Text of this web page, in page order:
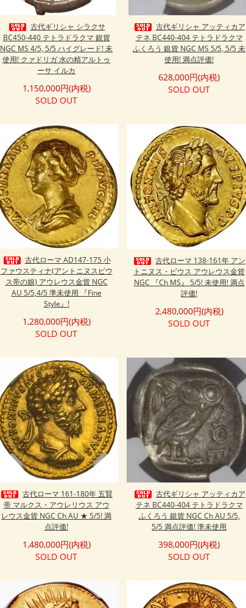
古代ギリシャ シラクサ
BC450-440 テトラドラクマ 銀貨
NGC MS 4/5, 5/5 ハイグレード! 未
使用! クァドリガ 水の精アルトゥ
ーサ イルカ
1,150,000円(内税)
SOLD OUT
古代ギリシャ アッティカア
テネ BC440-404 テトラドラクマ
ふくろう 銀貨 NGC MS 5/5, 5/5 未
使用! 満点評価!
628,000円(内税)
SOLD OUT
古代ローマ AD147-175 小
ファウスティナ(アントニヌスピウ
ス帝の娘) アウレウス金貨 NGC
AU 5/5,4/5 準未使用 『Fine
Style』!
1,280,000円(内税)
SOLD OUT
古代ローマ 138-161年 アン
トニヌス・ピウス アウレウス金貨
NGC 『Ch MS』 5/5! 未使用! 満点
評価!
2,480,000円(内税)
SOLD OUT
古代ローマ 161-180年 五賢
帝 マルクス・アウレリウス アウ
レウス金貨 NGC Ch AU ★ 5/5! 満
点評価!
1,480,000円(内税)
SOLD OUT
古代ギリシャ アッティカア
テネ BC440-404 テトラドラクマ
ふくろう 銀貨 NGC Ch AU 5/5,
5/5 満点評価! 準未使用
398,000円(内税)
SOLD OUT